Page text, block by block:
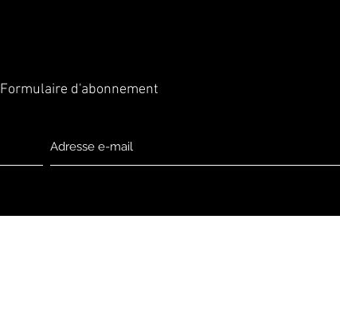
Formulaire d'abonnement